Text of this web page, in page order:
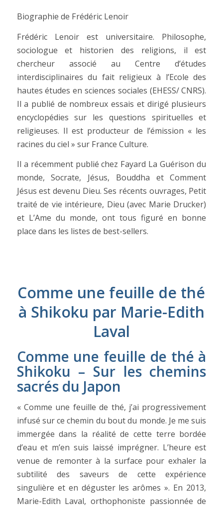
Biographie de Frédéric Lenoir
Frédéric Lenoir est universitaire. Philosophe,
sociologue et historien des religions, il est
chercheur associé au Centre d’études
interdisciplinaires du fait religieux à l’Ecole des
hautes études en sciences sociales (EHESS/ CNRS).
Il a publié de nombreux essais et dirigé plusieurs
encyclopédies sur les questions spirituelles et
religieuses. Il est producteur de l’émission « les
racines du ciel » sur France Culture.
Il a récemment publié chez Fayard La Guérison du
monde, Socrate, Jésus, Bouddha et Comment
Jésus est devenu Dieu. Ses récents ouvrages, Petit
traité de vie intérieure, Dieu (avec Marie Drucker)
et L’Ame du monde, ont tous figuré en bonne
place dans les listes de best-sellers.
Comme une feuille de thé
à Shikoku par Marie-Edith
Laval
Comme une feuille de thé à
Shikoku – Sur les chemins
sacrés du Japon
« Comme une feuille de thé, j’ai progressivement
infusé sur ce chemin du bout du monde. Je me suis
immergée dans la réalité de cette terre bordée
d’eau et m’en suis laissé imprégner. L’heure est
venue de remonter à la surface pour exhaler la
subtilité des saveurs de cette expérience
singulière et en déguster les arômes ». En 2013,
Marie-Edith Laval, orthophoniste passionnée de